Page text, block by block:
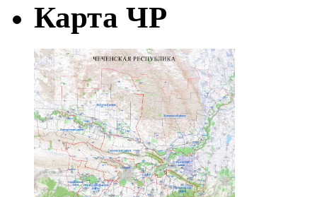
Карта ЧР